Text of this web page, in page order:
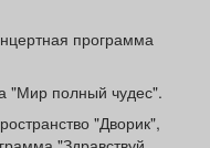
программа
"Мир полный чудес".
"Дворик",